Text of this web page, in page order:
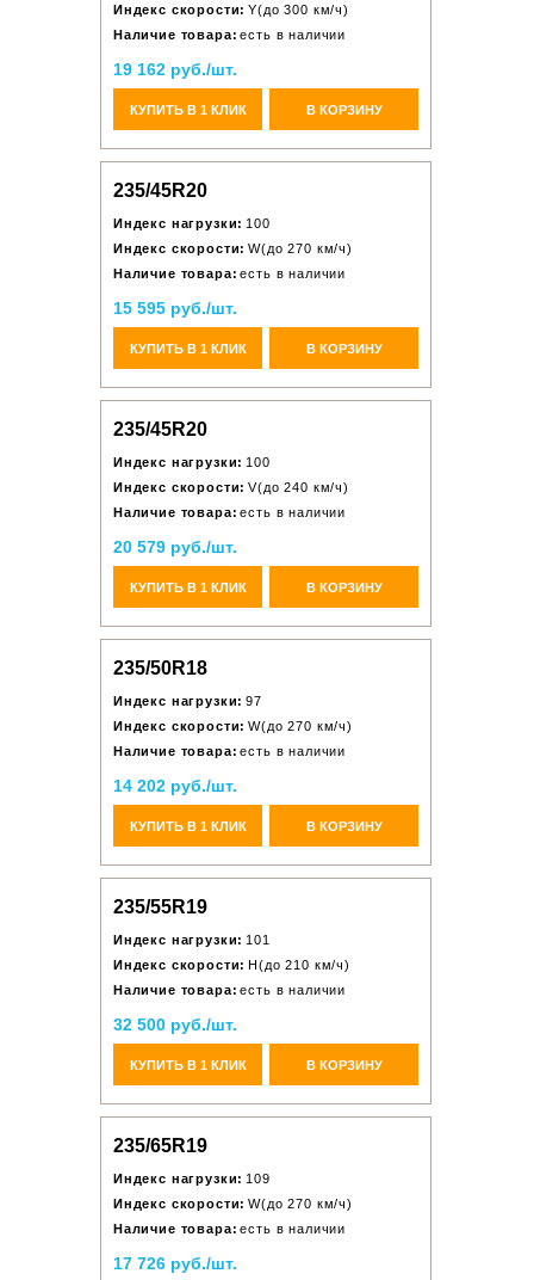
Индекс скорости: Y(до 300 км/ч)
Наличие товара: есть в наличии
19 162 руб./шт.
КУПИТЬ В 1 КЛИК В КОРЗИНУ
235/45R20
Индекс нагрузки: 100
Индекс скорости: W(до 270 км/ч)
Наличие товара: есть в наличии
15 595 руб./шт.
КУПИТЬ В 1 КЛИК В КОРЗИНУ
235/45R20
Индекс нагрузки: 100
Индекс скорости: V(до 240 км/ч)
Наличие товара: есть в наличии
20 579 руб./шт.
КУПИТЬ В 1 КЛИК В КОРЗИНУ
235/50R18
Индекс нагрузки: 97
Индекс скорости: W(до 270 км/ч)
Наличие товара: есть в наличии
14 202 руб./шт.
КУПИТЬ В 1 КЛИК В КОРЗИНУ
235/55R19
Индекс нагрузки: 101
Индекс скорости: H(до 210 км/ч)
Наличие товара: есть в наличии
32 500 руб./шт.
КУПИТЬ В 1 КЛИК В КОРЗИНУ
235/65R19
Индекс нагрузки: 109
Индекс скорости: W(до 270 км/ч)
Наличие товара: есть в наличии
17 726 руб./шт.